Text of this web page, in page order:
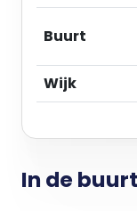
Parkeren vindt
Bijzonderheden
Vijf jaar met
bespreekbaar.
Buurt
Wijk
In de buurt